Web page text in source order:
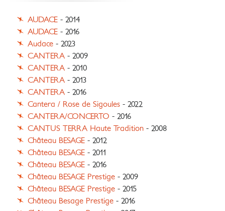
AUDACE - 2014
AUDACE - 2016
Audace - 2023
CANTERA - 2009
CANTERA - 2010
CANTERA - 2013
CANTERA - 2016
Cantera / Rose de Sigoules - 2022
CANTERA/CONCERTO - 2016
CANTUS TERRA Haute Tradition - 2008
Château BESAGE - 2012
Château BESAGE - 2011
Château BESAGE - 2016
Château BESAGE Prestige - 2009
Château BESAGE Prestige - 2015
Château Besage Prestige - 2016